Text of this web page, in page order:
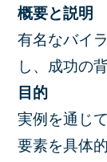
概要と説明
有名なバイ
し、成功の
目的
実例を通じ
要素を具体